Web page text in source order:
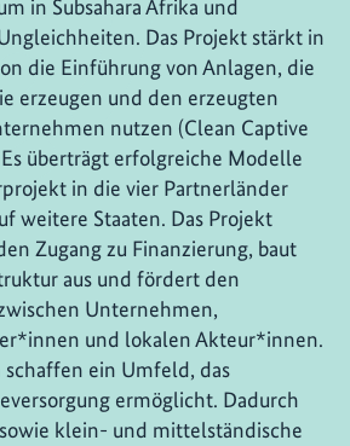
in Subsahara Afrika und
Das Projekt stärkt in
die Einführung von Anlagen, die
erzeugen und den erzeugten
nutzen (Clean Captive
überträgt erfolgreiche Modelle
in die vier Partnerländer
weitere Staaten. Das Projekt
Zugang zu Finanzierung, baut
aus und fördert den
Unternehmen,
und lokalen Akteur*innen.
ein Umfeld, das
ermöglicht. Dadurch
klein- und mittelständische